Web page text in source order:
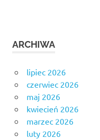
ARCHIWA
lipiec 2026
czerwiec 2026
maj 2026
kwiecień 2026
marzec 2026
luty 2026